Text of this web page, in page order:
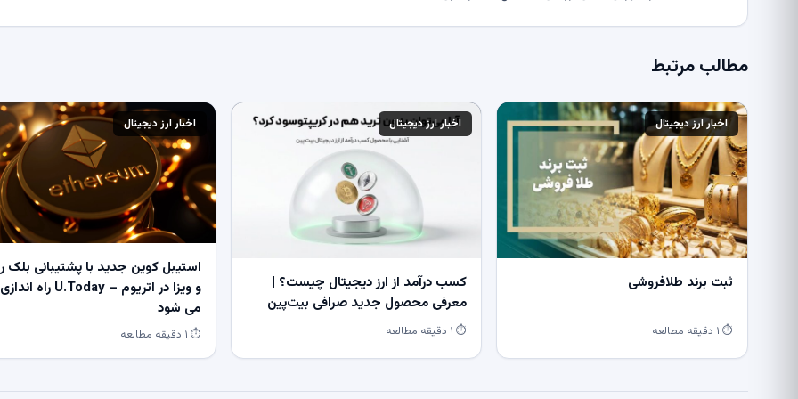
مطالب مرتبط
اخبار ارز دیجیتال
ثبت برند طلافروشی
⏱ ۱ دقیقه مطالعه
اخبار ارز دیجیتال
کسب درآمد از ارز دیجیتال چیست؟ |
معرفی محصول جدید صرافی بیت‌پین
⏱ ۱ دقیقه مطالعه
اخبار ارز دیجیتال
استیبل کوین جدید با پشتیبانی بلک
و ویزا در اتریوم – U.Today راه اندازی
می شود
⏱ ۱ دقیقه مطالعه